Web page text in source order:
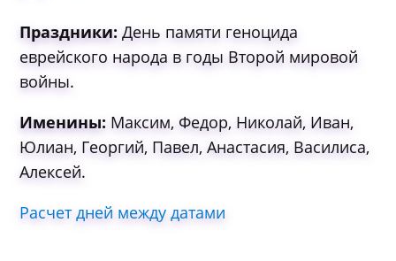
Праздники: День памяти геноцида
еврейского народа в годы Второй мировой
войны.
Именины: Максим, Федор, Николай, Иван,
Юлиан, Георгий, Павел, Анастасия, Василиса,
Алексей.
Расчет дней между датами